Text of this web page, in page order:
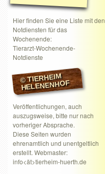
Hier finden Sie eine Liste mit den
Notdiensten für das
Wochenende:
Tierarzt-Wochenende-
Notdienste
© TIERHEIM
HELENENHOF
Veröffentlichungen, auch
auszugsweise, bitte nur nach
vorheriger Absprache.
Diese Seiten wurden
ehrenamtlich und unentgeltlich
erstellt. Webmaster:
info<ät>tierheim-huerth.de